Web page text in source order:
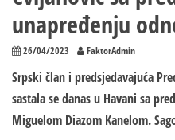
unapređenju
26/04/2023 FaktorAdmin
Srpski član i predsjedavajuća
sastala se danas u Havani sa
Miguelom Diazom Kanelom.